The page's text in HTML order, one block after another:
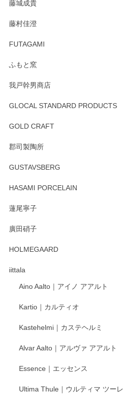
藤城成貴
藤村佳澄
FUTAGAMI
ふもと窯
我戸幹男商店
GLOCAL STANDARD PRODUCTS
GOLD CRAFT
郡司製陶所
GUSTAVSBERG
HASAMI PORCELAIN
蓮尾寧子
廣田硝子
HOLMEGAARD
iittala
Aino Aalto｜アイノ アアルト
Kartio｜カルティオ
Kastehelmi｜カステヘルミ
Alvar Aalto｜アルヴァ アアルト
Essence｜エッセンス
Ultima Thule｜ウルティマ ツーレ